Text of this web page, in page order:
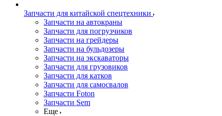
Запчасти для китайской спецтехники
Запчасти на автокраны
Запчасти для погрузчиков
Запчасти на грейдеры
Запчасти на бульдозеры
Запчасти на экскаваторы
Запчасти для грузовиков
Запчасти для катков
Запчасти для самосвалов
Запчасти Foton
Запчасти Sem
Еще